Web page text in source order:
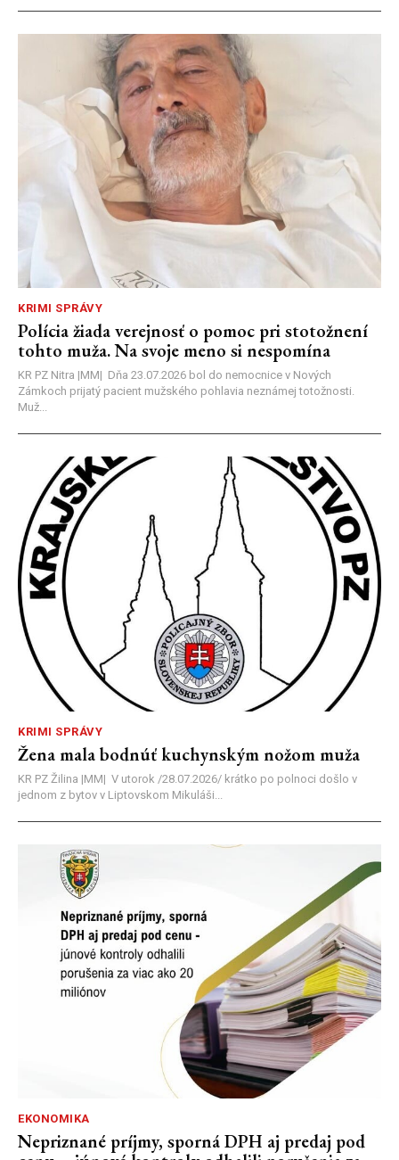
KRIMI SPRÁVY
Polícia žiada verejnosť o pomoc pri stotožnení
tohto muža. Na svoje meno si nespomína
KR PZ Nitra |MM| Dňa 23.07.2026 bol do nemocnice v Nových
Zámkoch prijatý pacient mužského pohlavia neznámej totožnosti.
Muž...
KRIMI SPRÁVY
Žena mala bodnúť kuchynským nožom muža
KR PZ Žilina |MM| V utorok /28.07.2026/ krátko po polnoci došlo v
jednom z bytov v Liptovskom Mikuláši...
EKONOMIKA
Nepriznané príjmy, sporná DPH aj predaj pod